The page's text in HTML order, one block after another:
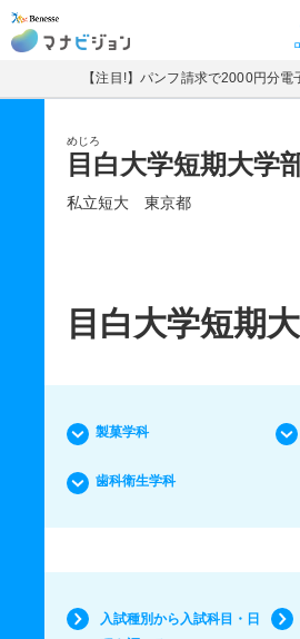
マナビジョン
【注目!】パンフ請求で2000円分電
めじろ
目白大学短期大学
私立短大 東京都
目白大学短期
製菓学科
歯科衛生学科
入試種別から入試科目・日